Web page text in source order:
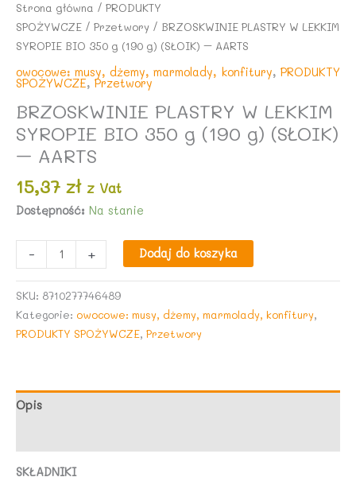
Strona główna / PRODUKTY
SPOŻYWCZE / Przetwory / BRZOSKWINIE PLASTRY W LEKKIM
SYROPIE BIO 350 g (190 g) (SŁOIK) – AARTS
owocowe: musy, dżemy, marmolady, konfitury, PRODUKTY
SPOŻYWCZE, Przetwory
BRZOSKWINIE PLASTRY W LEKKIM
SYROPIE BIO 350 g (190 g) (SŁOIK)
– AARTS
15,37 zł z Vat
Dostępność: Na stanie
-
BRZOSKWINIE
PLASTRY
LEKKIM
g
+ Dodaj do koszyka
SKU: 8710277746489
Kategorie: owocowe: musy, dżemy, marmolady, konfitury,
PRODUKTY SPOŻYWCZE, Przetwory
Opis
SKŁADNIKI